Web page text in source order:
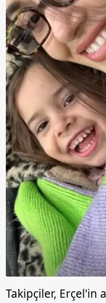
Takipçiler, Erçel'in